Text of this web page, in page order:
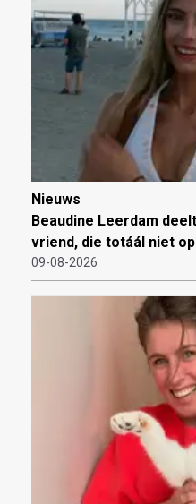
Nieuws
Beaudine Leerdam
vriend, die totáál niet
09-08-2026